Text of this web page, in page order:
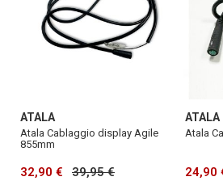
ATALA
Atala Cablaggio display Agile
855mm
32,90 € 39,95 €
ATALA
Atala
24,90